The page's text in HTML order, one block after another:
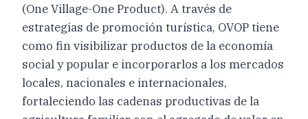
(One Village-One Product). A través de
estrategias de promoción turística, OVOP tiene
como fin visibilizar productos de la economía
social y popular e incorporarlos a los mercados
locales, nacionales e internacionales,
fortaleciendo las cadenas productivas de la